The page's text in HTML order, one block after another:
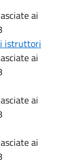
ai
istruttori
ai
ai
ai